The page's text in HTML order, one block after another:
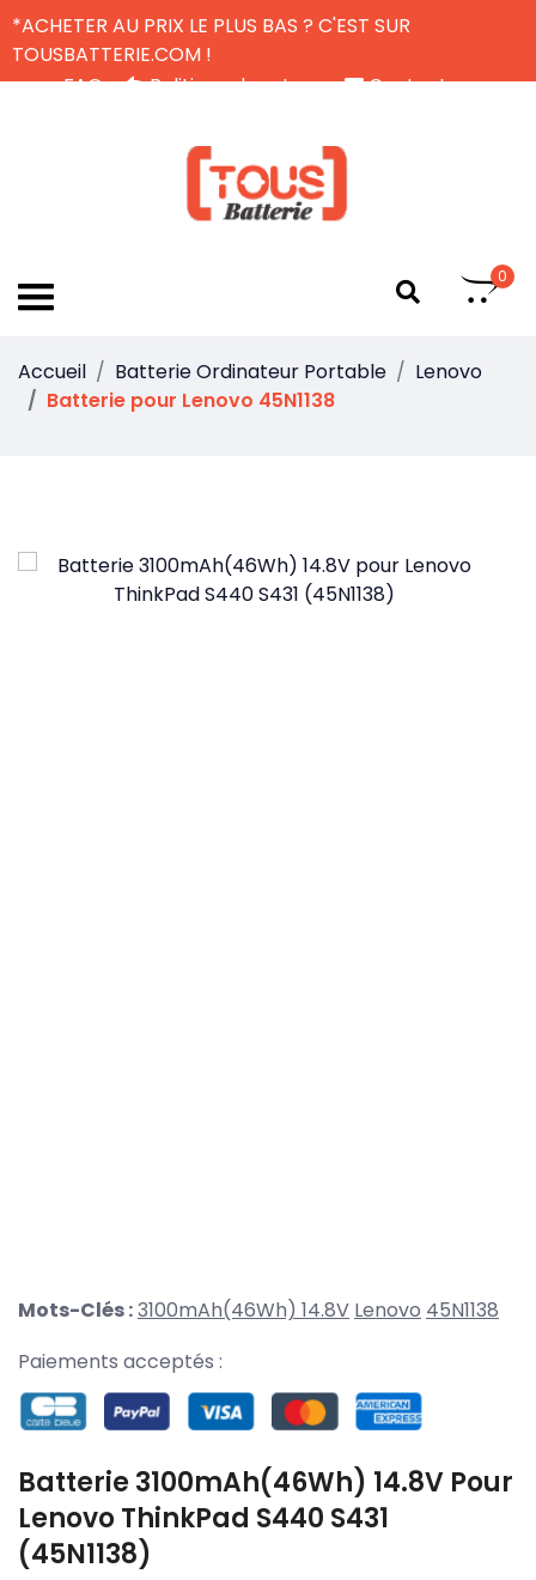
*ACHETER AU PRIX LE PLUS BAS ? C'EST SUR
TOUSBATTERIE.COM !
FAQ
Politique de retour
Contactez-nous
0
Accueil Batterie Ordinateur Portable
Lenovo
Batterie pour Lenovo 45N1138
Mots-Clés :3100mAh(46Wh) 14.8V Lenovo 45N1138
Paiements acceptés :
Batterie 3100mAh(46Wh) 14.8V Pour
Lenovo ThinkPad S440 S431
(45N1138)